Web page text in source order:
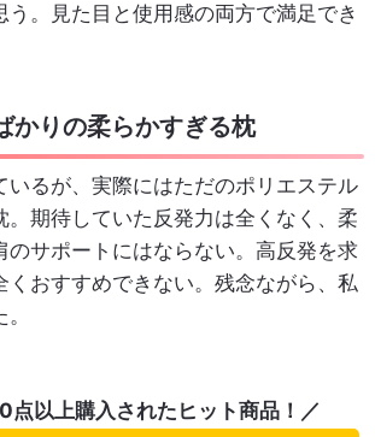
う。見た目と使用感の両方で満足でき
かりの柔らかすぎる枕
いるが、実際にはただのポリエステル
。期待していた反発力は全くなく、柔
のサポートにはならない。高反発を求
くおすすめできない。残念ながら、私
点以上購入されたヒット商品！／